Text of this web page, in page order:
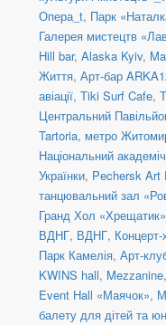
Опера_t, Парк
Галерея мистецтв
Hill bar, Alaska Kyiv,
Життя, Арт-бар
авіації, Tiki Surf Cafe,
Центральний
Tartoria, метро
Національний
Українки, Pechersk Art
танцювальний зал
Гранд Хол
ВДНГ, ВДНГ, Концерт-
Парк Камелія, Арт-
KWINS hall, Mezzanine,
Event Hall «Маячок»,
балету для дітей та